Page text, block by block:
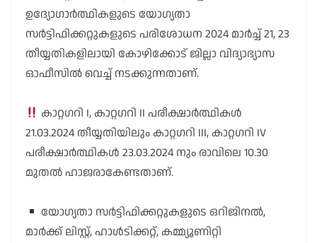
ഉദ്യോഗാർത്ഥികളുടെ യോഗ്യതാ
സർട്ടിഫിക്കറ്റുകളുടെ പരിശോധന 2024 മാർച്ച് 21, 23
തീയ്യതികളിലായി കോഴിക്കോട് ജില്ലാ വിദ്യാഭ്യാസ
ഓഫീസിൽ വെച്ച് നടക്കുന്നതാണ്.
കാറ്റഗറി I, കാറ്റഗറി II പരീക്ഷാർത്ഥികൾ
21.03.2024 തീയ്യതിയിലും കാറ്റഗറി III, കാറ്റഗറി IV
പരീക്ഷാർത്ഥികൾ 23.03.2024 നും രാവിലെ 10.30
മുതൽ ഹാജരാകേണ്ടതാണ്.
യോഗ്യതാ സർട്ടിഫിക്കറ്റുകളുടെ ഒറിജിനൽ,
മാർക്ക് ലിസ്റ്റ്, ഹാൾടിക്കറ്റ്, കമ്മ്യൂണിറ്റി